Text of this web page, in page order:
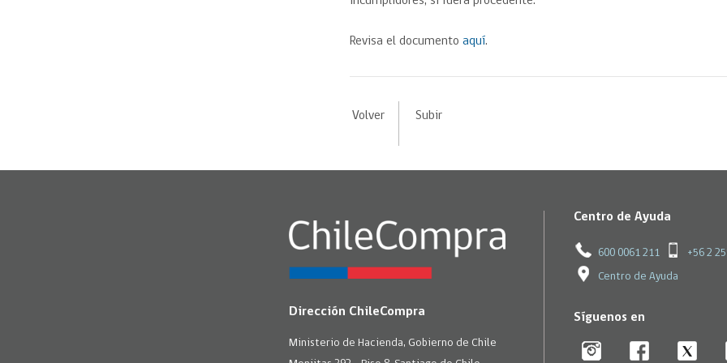
Revisa el documentoaquí.
Volver Subir
Dirección ChileCompra
Ministerio de Hacienda, Gobierno de Chile
Centro de Ayuda
600 0061 211 +56 2
Centro de Ayuda
Síguenos en